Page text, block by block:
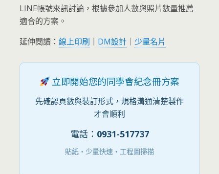
LINE帳號來訊討論，根據參加人數與照片數量推薦
適合的方案。
延伸閱讀： 線上印刷 DM設計 少量名片
立即開始您的同學會紀念冊方案
先確認頁數與裝訂形式，規格溝通清楚製作
才會順利
電話： 0931-517737
貼紙・少量快速・工程圖掃描